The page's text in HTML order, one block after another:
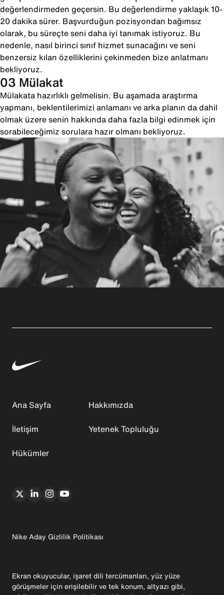
değerlendirmeden geçersin. Bu değerlendirme yaklaşık 10-
20 dakika sürer. Başvurduğun pozisyondan bağımsız
olarak, bu süreçte seni daha iyi tanımak istiyoruz. Bu
nedenle, nasıl birinci sınıf hizmet sunacağını ve seni
benzersiz kılan özelliklerini çekinmeden bize anlatmanı
bekliyoruz.
03 Mülakat
Mülakata hazırlıklı gelmelisin. Bu aşamada araştırma
yapmanı, beklentilerimizi anlamanı ve arka planın da dahil
olmak üzere senin hakkında daha fazla bilgi edinmek için
sorabileceğimiz sorulara hazır olmanı bekliyoruz.
Ana Sayfa
Hakkımızda
İletişim
Yetenek Topluluğu
Hükümler
Nike Aday Gizlilik Politikası
Ekran okuyucular, işaret dili tercümanları, yüz yüze
görüşmeler için erişilebilir ve tek konum, altyazı gibi,